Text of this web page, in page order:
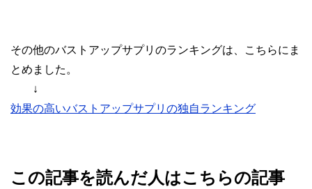
その他のバストアップサプリのランキングは、こちらにま
とめました。
↓
効果の高いバストアップサプリの独自ランキング
この記事を読んだ人はこちらの記事